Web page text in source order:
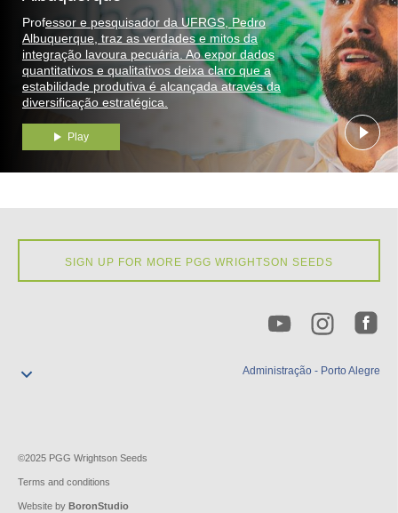
Professor e pesquisador da UFRGS, Pedro
Albuquerque, traz as verdades e mitos da
integração lavoura pecuária. Ao expor dados
quantitativos e qualitativos deixa claro que a
estabilidade produtiva é alcançada através da
diversificação estratégica.
Play
SIGN UP FOR MORE PGG WRIGHTSON SEEDS
Administração - Porto Alegre
©2025 PGG Wrightson Seeds
Terms and conditions
Website by BoronStudio